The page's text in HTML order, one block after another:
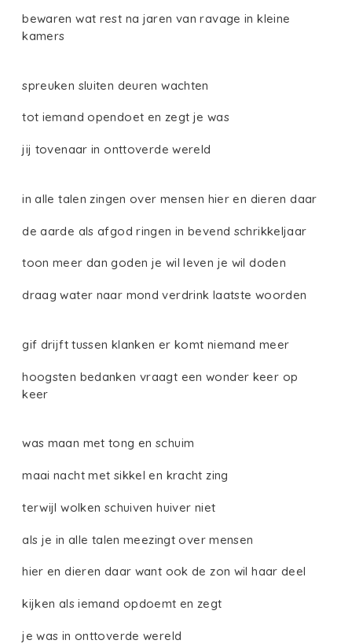
bewaren wat rest na jaren van ravage in kleine
kamers
spreuken sluiten deuren wachten
tot iemand opendoet en zegt je was
jij tovenaar in onttoverde wereld
in alle talen zingen over mensen hier en dieren daar
de aarde als afgod ringen in bevend schrikkeljaar
toon meer dan goden je wil leven je wil doden
draag water naar mond verdrink laatste woorden
gif drijft tussen klanken er komt niemand meer
hoogsten bedanken vraagt een wonder keer op
keer
was maan met tong en schuim
maai nacht met sikkel en kracht zing
terwijl wolken schuiven huiver niet
als je in alle talen meezingt over mensen
hier en dieren daar want ook de zon wil haar deel
kijken als iemand opdoemt en zegt
je was in onttoverde wereld